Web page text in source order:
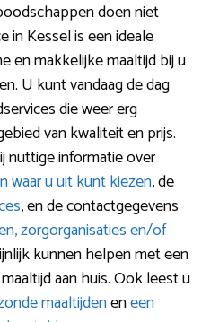
doen niet
in Kessel is een ideale
en makkelijke maaltijd bij u
U kunt vandaag de dag
die weer erg
van kwaliteit en prijs.
nuttige informatie over
waar u uit kunt kiezen, de
, en de contactgegevens
zorgorganisaties en/of
kunnen helpen met een
aan huis. Ook leest u
maaltijdeneneen